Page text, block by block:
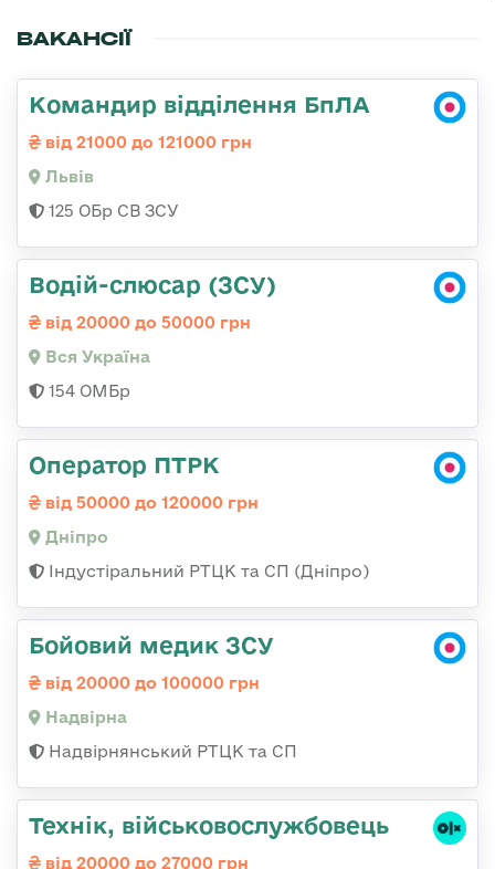
ВАКАНСІЇ
Командир відділення БпЛА
від 21000 до 121000 грн
Львів
125 ОБр СВ ЗСУ
Водій-слюсар (ЗСУ)
від 20000 до 50000 грн
Вся Україна
154 ОМБр
Оператор ПТРК
від 50000 до 120000 грн
Дніпро
Індустіральний РТЦК та СП (Дніпро)
Бойовий медик ЗСУ
від 20000 до 100000 грн
Надвірна
Надвірнянський РТЦК та СП
Технік, військовослужбовець
від 20000 до 27000 грн